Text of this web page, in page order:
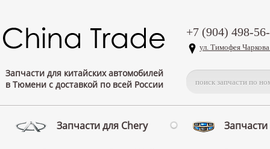
Запчасти для китайских автомобилей
в Тюмени с доставкой по всей России
+7 (904) 498-
ул. Тимофея
Запчасти для Chery